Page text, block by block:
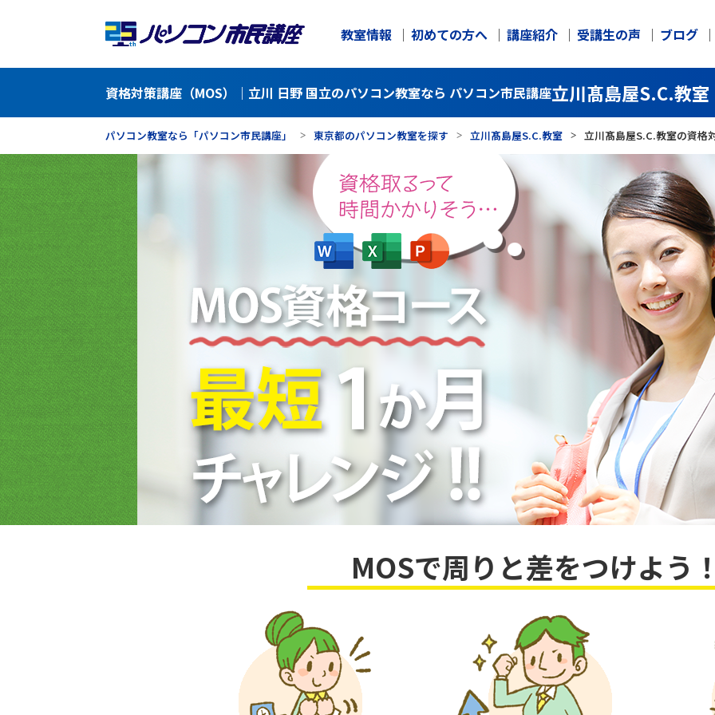
教室情報 初めての方へ 講座紹介 受講生の声 ブログ
資格対策講座（MOS）｜立川 日野 国立のパソコン教室なら パソコン市民講座立川髙島屋S.C.教室
パソコン教室なら「パソコン市民講座」 東京都のパソコン教室を探す 立川髙島屋S.C.教室 立川髙島屋S.C.教室の資格
MOSで周りと差をつけよう